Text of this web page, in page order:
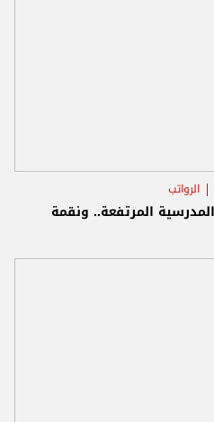
الرواتب
فجوة بين الرواتب والأقساط المدرسية المرتفعة.. ونقمة